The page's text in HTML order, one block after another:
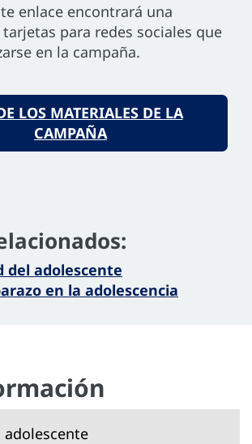
enlace encontrará una
para redes sociales que
en la campaña.
LOS MATERIALES DE LA
CAMPAÑA
del adolescente
en la adolescencia
adolescente